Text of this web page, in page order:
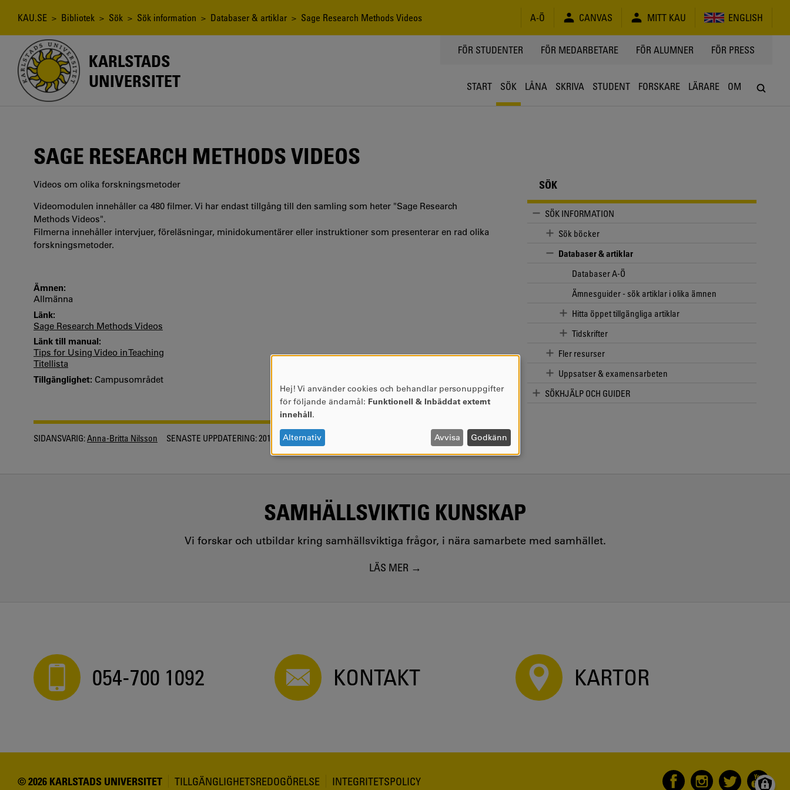
Länkstig
KAU.SE > Bibliotek > Sök > Sök information > Databaser & artiklar > Sage Research Methods Videos A-Ö CANVAS MITT KAU ENGLISH
KARLSTADS
UNIVERSITET
TOPPMENY
FÖR STUDENTER FÖR MEDARBETARE FÖR ALUMNER FÖR PRESS
START SÖK LÅNA SKRIVA STUDENT FORSKARE LÄRARE OM
SAGE RESEARCH METHODS VIDEOS
Videos om olika forskningsmetoder
Videomodulen innehåller ca 480 filmer. Vi har endast tillgång till den samling som heter "Sage Research
Methods Videos".
Filmerna innehåller intervjuer, föreläsningar, minidokumentärer eller instruktioner som presenterar en rad olika
forskningsmetoder.
Ämnen:
Allmänna
Länk:
Sage Research Methods Videos
Länk till manual:
Tips for Using Video in Teaching
Titellista
Tillgänglighet: Campusområdet
SIDANSVARIG: Anna-Britta Nilsson SENASTE UPPDATERING:2018-01-12
SÖK
SÖK INFORMATION
Sök böcker
Databaser & artiklar
Databaser A-Ö
Ämnesguider - sök artiklar i olika ämnen
Hitta öppet tillgängliga artiklar
Tidskrifter
Fler resurser
Uppsatser & examensarbeten
SÖKHJÄLP OCH GUIDER
SAMHÄLLSVIKTIG KUNSKAP
Vi forskar och utbildar kring samhällsviktiga frågor, i nära samarbete med samhället.
LÄS MER
054-700 1092 KONTAKT KARTOR
© 2026 KARLSTADS UNIVERSITET TILLGÄNGLIGHETSREDOGÖRELSE INTEGRITETSPOLICY
ANVÄNDNING
AV
OCH
COOKIES
Hej! Vi använder cookies och behandlar personuppgifter
för följande ändamål: Funktionell & Inbäddat externt
innehåll.
Alternativ Avvisa Godkänn